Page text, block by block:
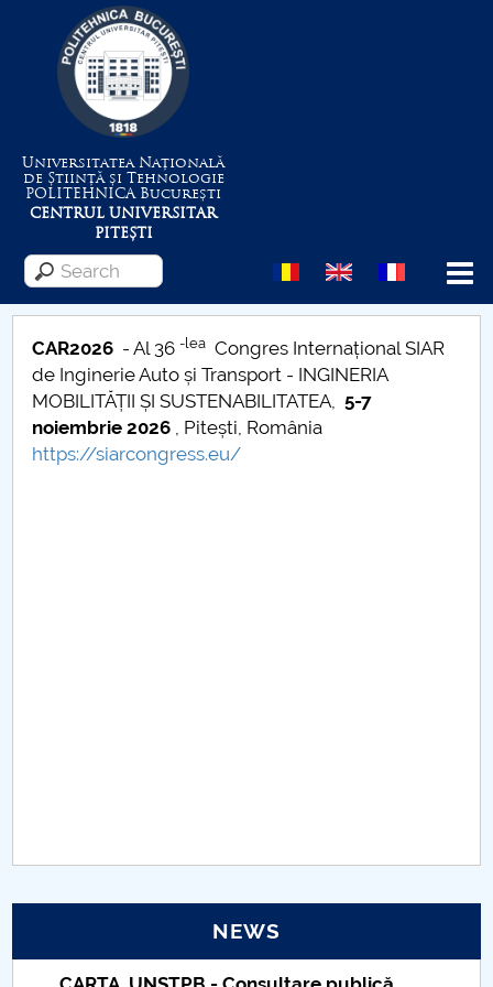
Universitatea Națională
de Știință și Tehnologie
POLITEHNICABucurești
CENTRUL UNIVERSITAR
PITEȘTI
Menu
About the University
Centrul de Management al Proiectelor
Ghiduri pentru STUDENȚI
International Relations
CAR2026 - Al 36-lea Congres Internațional SIAR
de Inginerie Auto și Transport - INGINERIA
MOBILITĂȚII ȘI SUSTENABILITATEA,5-7
noiembrie 2026 , Pitești, România
https://siarcongress.eu/
NEWS